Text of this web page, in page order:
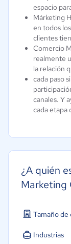
espacio
Márketing
en todos
clientes
Comercio
realmente
la relación
cada paso
canales. Y
cada etapa
¿A quién
Marketing
Tamaño de
Industrias